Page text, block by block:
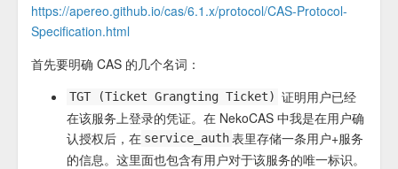
https://apereo.github.io/cas/6.1.x/protocol/CAS-Protocol-
Specification.html
首先要明确 CAS 的几个名词：
TGT (Ticket Grangting Ticket) 证明用户已经
在该服务上登录的凭证。在 NekoCAS 中我是在用户确
认授权后，在 service_auth 表里存储一条用户+服务
的信息。这里面也包含有用户对于该服务的唯一标识。